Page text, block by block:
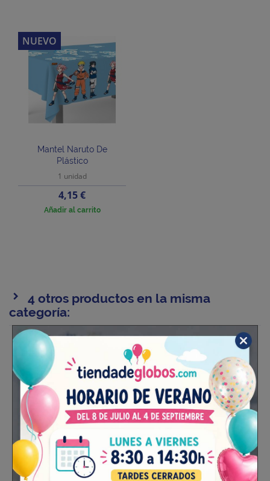
Mantel Naruto De
Plástico
1 unidad
Precio
4,15 €
Añadir al carrito
NUEVO
4 otros productos en la misma
categoría:
Globo Naruto
NUEVO
Servilletas Naruto De
NUEVO